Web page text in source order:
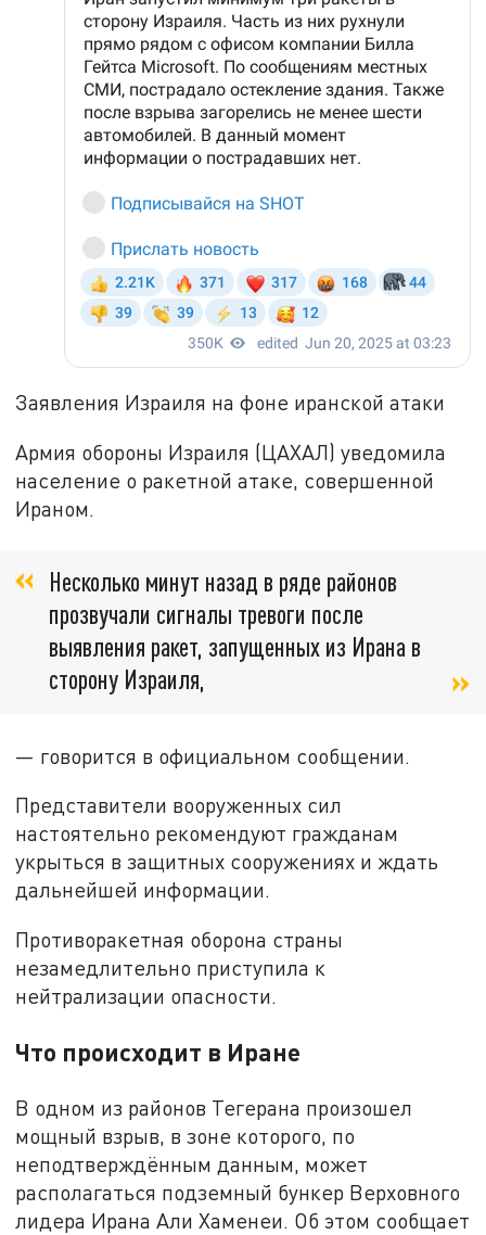
Заявления Израиля на фоне иранской атаки
Армия обороны Израиля (ЦАХАЛ) уведомила
население о ракетной атаке, совершенной
Ираном.
Несколько минут назад в ряде районов
прозвучали сигналы тревоги после
выявления ракет, запущенных из Ирана в
сторону Израиля,
— говорится в официальном сообщении.
Представители вооруженных сил
настоятельно рекомендуют гражданам
укрыться в защитных сооружениях и ждать
дальнейшей информации.
Противоракетная оборона страны
незамедлительно приступила к
нейтрализации опасности.
Что происходит в Иране
В одном из районов Тегерана произошел
мощный взрыв, в зоне которого, по
неподтверждённым данным, может
располагаться подземный бункер Верховного
лидера Ирана Али Хаменеи. Об этом сообщает